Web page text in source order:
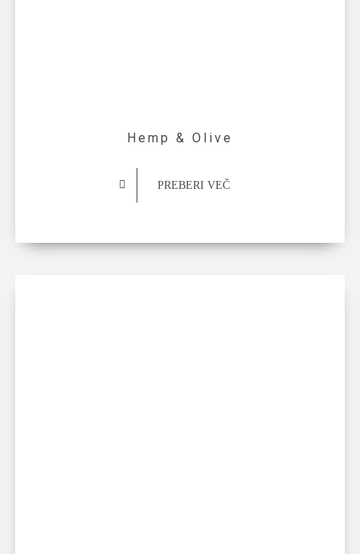
Hemp & Olive
PREBERI VEČ